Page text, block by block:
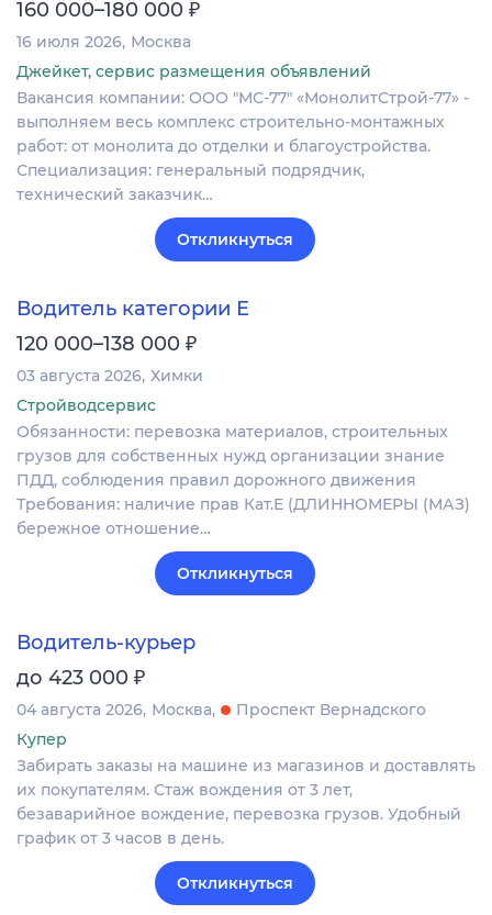
160 000–180 000 ₽
16 июля 2026 Москва
Джейкет, сервис размещения объявлений
Вакансия компании: ООО "МС-77" «МонолитСтрой-77» -
выполняем весь комплекс строительно-монтажных
работ: от монолита до отделки и благоустройства.
Специализация: генеральный подрядчик,
технический заказчик…
Откликнуться
Водитель категории Е
120 000–138 000 ₽
03 августа 2026 Химки
Стройводсервис
Обязанности: перевозка материалов, строительных
грузов для собственных нужд организации знание
ПДД, соблюдения правил дорожного движения
Требования: наличие прав Кат.Е (ДЛИННОМЕРЫ (МАЗ)
бережное отношение…
Откликнуться
Водитель-курьер
до 423 000 ₽
04 августа 2026 Москва
Проспект Вернадского
Купер
Забирать заказы на машине из магазинов и доставлять
их покупателям. Стаж вождения от 3 лет,
безаварийное вождение, перевозка грузов. Удобный
график от 3 часов в день.
Откликнуться